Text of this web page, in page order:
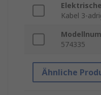
Kabel 3-
574335
Ähnliche